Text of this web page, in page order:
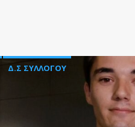
Δ.Σ ΣΥΛΛΟΓΟΥ